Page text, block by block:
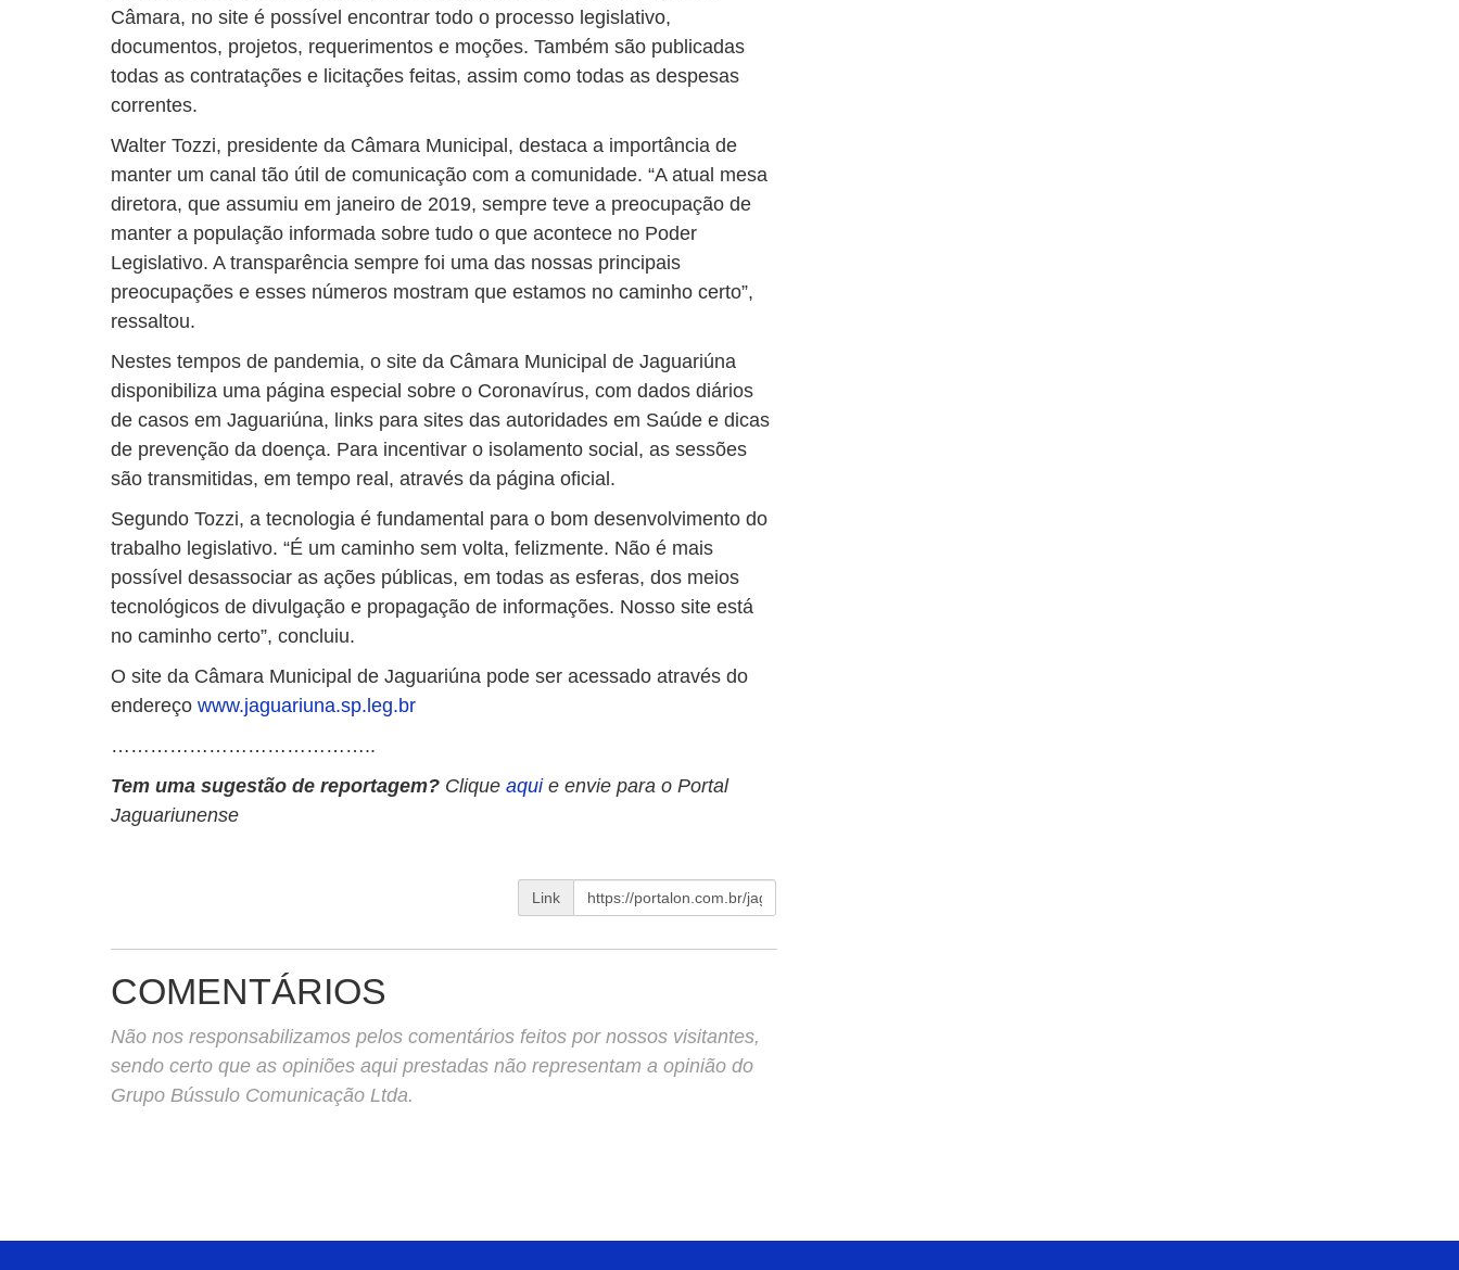
Câmara, no site é possível encontrar todo o processo legislativo,
documentos, projetos, requerimentos e moções. Também são publicadas
todas as contratações e licitações feitas, assim como todas as despesas
correntes.
Walter Tozzi, presidente da Câmara Municipal, destaca a importância de
manter um canal tão útil de comunicação com a comunidade. “A atual mesa
diretora, que assumiu em janeiro de 2019, sempre teve a preocupação de
manter a população informada sobre tudo o que acontece no Poder
Legislativo. A transparência sempre foi uma das nossas principais
preocupações e esses números mostram que estamos no caminho certo”,
ressaltou.
Nestes tempos de pandemia, o site da Câmara Municipal de Jaguariúna
disponibiliza uma página especial sobre o Coronavírus, com dados diários
de casos em Jaguariúna, links para sites das autoridades em Saúde e dicas
de prevenção da doença. Para incentivar o isolamento social, as sessões
são transmitidas, em tempo real, através da página oficial.
Segundo Tozzi, a tecnologia é fundamental para o bom desenvolvimento do
trabalho legislativo. “É um caminho sem volta, felizmente. Não é mais
possível desassociar as ações públicas, em todas as esferas, dos meios
tecnológicos de divulgação e propagação de informações. Nosso site está
no caminho certo”, concluiu.
O site da Câmara Municipal de Jaguariúna pode ser acessado através do
endereço www.jaguariuna.sp.leg.br
…………………………………..
Tem uma sugestão de reportagem? Clique aqui e envie para o Portal
Jaguariunense
Link
COMENTÁRIOS
Não nos responsabilizamos pelos comentários feitos por nossos visitantes,
sendo certo que as opiniões aqui prestadas não representam a opinião do
Grupo Bússulo Comunicação Ltda.